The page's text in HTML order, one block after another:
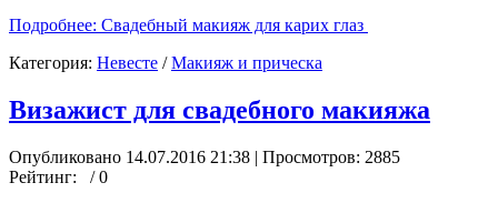
Подробнее: Свадебный макияж для карих глаз
Категория: Невесте /Макияж и прическа
Визажист для свадебного макияжа
Опубликовано 14.07.2016 21:38 | Просмотров: 2885
Рейтинг:
/ 0